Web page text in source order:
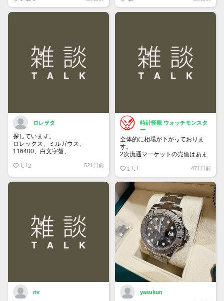
10000株→6330万円
買って①年間所有するだけで
株価が下がっても、上がっても
ロレヲタ
探しています。
ロレックス、ミルガウス、
116400、白文字盤、
付属品は完備の状態を希望しま
お値段140万～170万位でよろし
2 521日前
時計怪獣 ウォッチモンスタ
ー
全体的に相場が下がっておりま
す。
2次流通マーケットの売価はあま
すが、6桁スポーツはじめ、ドレ
ス系も思っている10％は下にな
っていると思います。
1 471日前
riv yasukun